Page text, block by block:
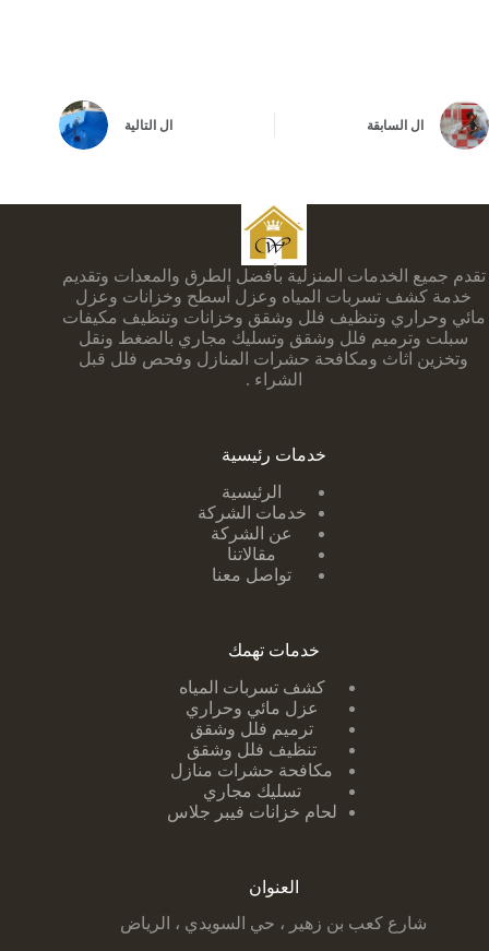
ال السابقة ال التالية
تقدم جميع الخدمات المنزلية بأفضل الطرق والمعدات وتقديم
خدمة كشف تسربات المياه وعزل أسطح وخزانات وعزل
مائي وحراري وتنظيف فلل وشقق وخزانات وتنظيف مكيفات
سبلت وترميم فلل وشقق وتسليك مجاري بالضغط ونقل
وتخزين اثاث ومكافحة حشرات المنازل وفحص فلل قبل
الشراء .
خدمات رئيسية
الرئيسية
خدمات الشركة
عن الشركة
مقالاتنا
تواصل معنا
خدمات تهمك
كشف تسربات ا لمياه
عزل مائي وحراري
ترميم فلل وشقق
تنظيف فلل وشقق
مكافحة حشرات منازل
تسليك مجاري
لحام خزانات فيبر جلاس
العنوان
شارع كعب بن زهير ، حي السويدي ، الرياض